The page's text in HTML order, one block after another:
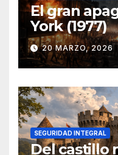
El gran
York (1977)
20 MARZO, 2026
SEGURIDAD INTEGRAL
Del castillo